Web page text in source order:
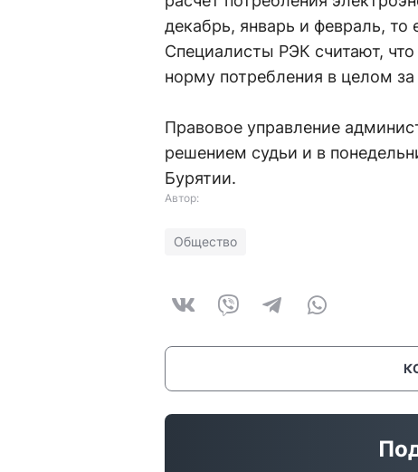
декабрь, январь и февраль,
Специалисты РЭК считают,
норму потребления в целом
Правовое управление
решением судьи и в
Бурятии.
Автор:
Общество